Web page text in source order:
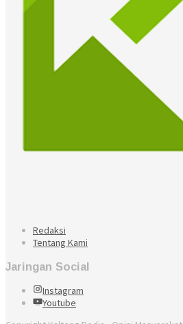
Redaksi
Tentang Kami
Jaringan Social
Instagram
Youtube